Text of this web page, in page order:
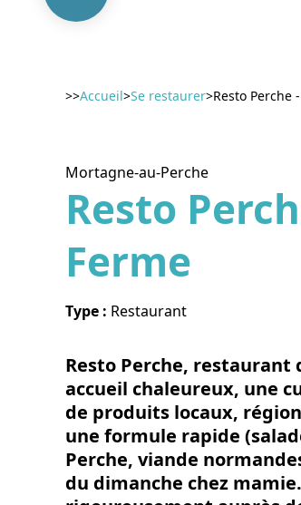
>>Accueil>Se restaurer>Resto Perche
Mortagne-au-Perche
Resto
Ferme
Type : Restaurant
Resto Perche,
accueil chaleureux, une
de produits locaux,
une formule rapide
Perche, viande
du dimanche chez